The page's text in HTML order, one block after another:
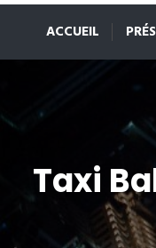
ACCUEIL
Taxi